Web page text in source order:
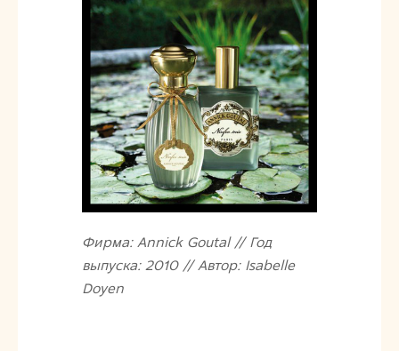
Фирма: Annick Goutal // Год
выпуска: 2010 // Автор: Isabelle
Doyen